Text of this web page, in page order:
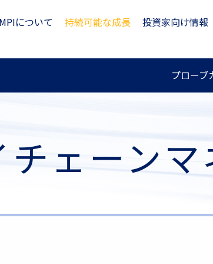
について 持続可能な成長 投資家向け情報
プローブ
ェーン